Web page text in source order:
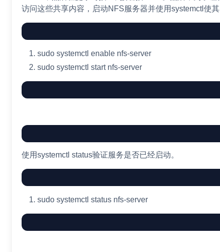
访问这些共享内容，启动NFS服务器并使用systemctl使
sudo systemctl enable nfs-server
sudo systemctl start nfs-server
使用systemctl status验证服务是否已经启动。
sudo systemctl status nfs-server